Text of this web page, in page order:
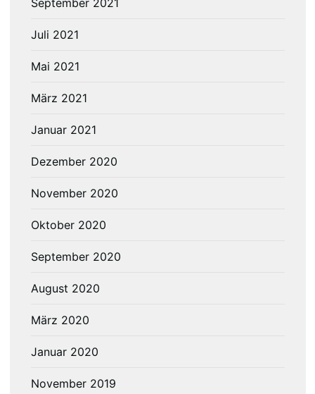
September 2021
Juli 2021
Mai 2021
März 2021
Januar 2021
Dezember 2020
November 2020
Oktober 2020
September 2020
August 2020
März 2020
Januar 2020
November 2019